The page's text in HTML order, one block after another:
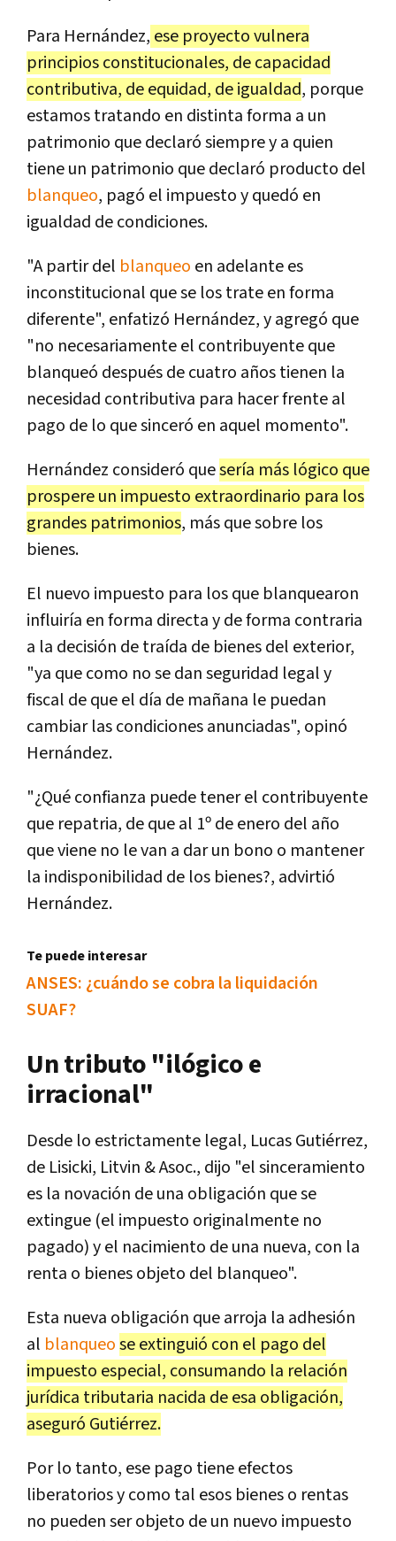
Para Hernández, ese proyecto vulnera
principios constitucionales, de capacidad
contributiva, de equidad, de igualdad, porque
estamos tratando en distinta forma a un
patrimonio que declaró siempre y a quien
tiene un patrimonio que declaró producto del
blanqueo, pagó el impuesto y quedó en
igualdad de condiciones.
"A partir del blanqueo en adelante es
inconstitucional que se los trate en forma
diferente", enfatizó Hernández, y agregó que
"no necesariamente el contribuyente que
blanqueó después de cuatro años tienen la
necesidad contributiva para hacer frente al
pago de lo que sinceró en aquel momento".
Hernández consideró quesería más lógico que
prospere un impuesto extraordinario para los
grandes patrimonios, más que sobre los
bienes.
El nuevo impuesto para los que blanquearon
influiría en forma directa y de forma contraria
a la decisión de traída de bienes del exterior,
"ya que como no se dan seguridad legal y
fiscal de que el día de mañana le puedan
cambiar las condiciones anunciadas", opinó
Hernández.
"¿Qué confianza puede tener el contribuyente
que repatria, de que al 1º de enero del año
que viene no le van a dar un bono o mantener
la indisponibilidad de los bienes?, advirtió
Hernández.
Te puede interesar
ANSES: ¿cuándo se cobra la liquidación
SUAF?
Un tributo "ilógico e
irracional"
Desde lo estrictamente legal, Lucas Gutiérrez,
de Lisicki, Litvin & Asoc., dijo "el sinceramiento
es la novación de una obligación que se
extingue (el impuesto originalmente no
pagado) y el nacimiento de una nueva, con la
renta o bienes objeto del blanqueo".
Esta nueva obligación que arroja la adhesión
al blanqueose extinguió con el pago del
impuesto especial, consumando la relación
jurídica tributaria nacida de esa obligación,
aseguró Gutiérrez.
Por lo tanto, ese pago tiene efectos
liberatorios y como tal esos bienes o rentas
no pueden ser objeto de un nuevo impuesto